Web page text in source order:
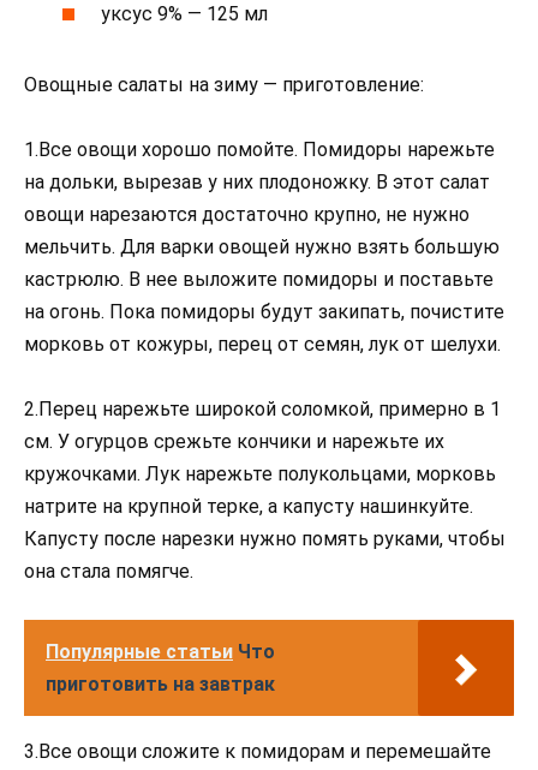
уксус 9% — 125 мл
Овощные салаты на зиму — приготовление:
1.Все овощи хорошо помойте. Помидоры нарежьте
на дольки, вырезав у них плодоножку. В этот салат
овощи нарезаются достаточно крупно, не нужно
мельчить. Для варки овощей нужно взять большую
кастрюлю. В нее выложите помидоры и поставьте
на огонь. Пока помидоры будут закипать, почистите
морковь от кожуры, перец от семян, лук от шелухи.
2.Перец нарежьте широкой соломкой, примерно в 1
см. У огурцов срежьте кончики и нарежьте их
кружочками. Лук нарежьте полукольцами, морковь
натрите на крупной терке, а капусту нашинкуйте.
Капусту после нарезки нужно помять руками, чтобы
она стала помягче.
Популярные статьи Что
приготовить на завтрак
3.Все овощи сложите к помидорам и перемешайте